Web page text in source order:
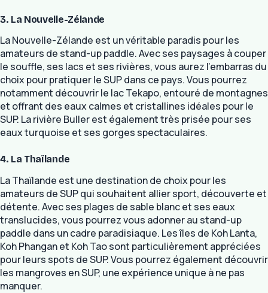
3. La Nouvelle-Zélande
La Nouvelle-Zélande est un véritable paradis pour les
amateurs de stand-up paddle. Avec ses paysages à couper
le souffle, ses lacs et ses rivières, vous aurez l’embarras du
choix pour pratiquer le SUP dans ce pays. Vous pourrez
notamment découvrir le lac Tekapo, entouré de montagnes
et offrant des eaux calmes et cristallines idéales pour le
SUP. La rivière Buller est également très prisée pour ses
eaux turquoise et ses gorges spectaculaires.
4. La Thaïlande
La Thaïlande est une destination de choix pour les
amateurs de SUP qui souhaitent allier sport, découverte et
détente. Avec ses plages de sable blanc et ses eaux
translucides, vous pourrez vous adonner au stand-up
paddle dans un cadre paradisiaque. Les îles de Koh Lanta,
Koh Phangan et Koh Tao sont particulièrement appréciées
pour leurs spots de SUP. Vous pourrez également découvrir
les mangroves en SUP, une expérience unique à ne pas
manquer.